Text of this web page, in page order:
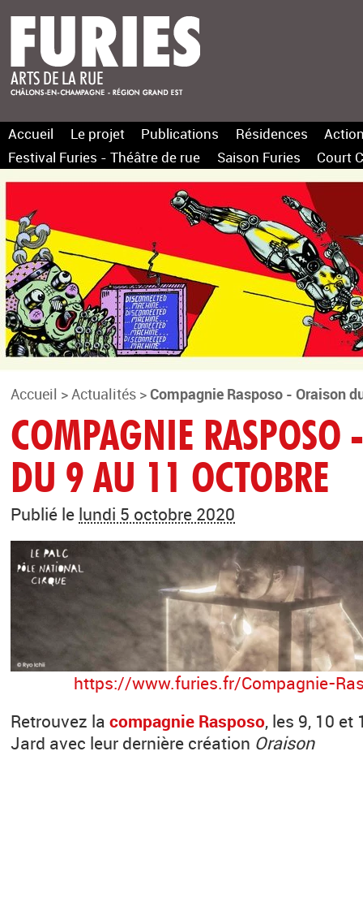
Accueil Le projet Publications Résidences
Festival Furies - Théâtre de rue
Saison Furies Court
Accueil > Actualités > Compagnie Rasposo - Oraison
COMPAGNIE RASPOSO
DU 9 AU 11 OCTOBRE
Publié le lundi 5 octobre 2020
https://www.furies.fr/Compagnie-
Retrouvez lacompagnie Rasposo, les 9, 10
Jard avec leur dernière création Oraison